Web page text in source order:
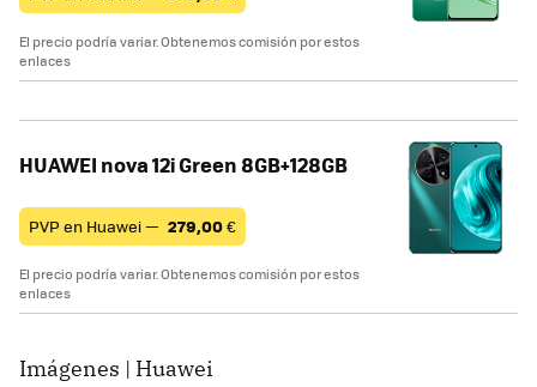
El precio podría variar. Obtenemos comisión por estos
enlaces
HUAWEI nova 12i Green 8GB+128GB
PVP en Huawei — 279,00€
El precio podría variar. Obtenemos comisión por estos
enlaces
Imágenes | Huawei